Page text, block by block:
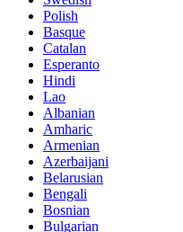
Polish
Basque
Catalan
Esperanto
Hindi
Lao
Albanian
Amharic
Armenian
Azerbaijani
Belarusian
Bengali
Bosnian
Bulgarian